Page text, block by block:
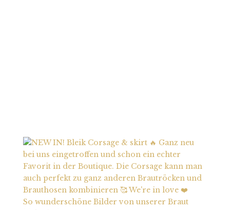
So wunderschöne Bilder von unserer Braut